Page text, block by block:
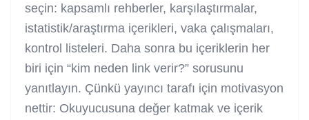
seçin: kapsamlı rehberler, karşılaştırmalar,
istatistik/araştırma içerikleri, vaka çalışmaları,
kontrol listeleri. Daha sonra bu içeriklerin her
biri için “kim neden link verir?” sorusunu
yanıtlayın. Çünkü yayıncı tarafı için motivasyon
nettir: Okuyucusuna değer katmak ve içerik